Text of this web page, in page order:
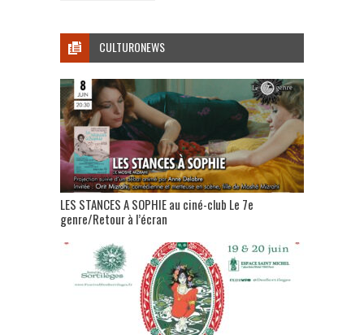
CULTURONEWS
LES STANCES A SOPHIE au ciné-club Le 7e
genre/Retour à l’écran